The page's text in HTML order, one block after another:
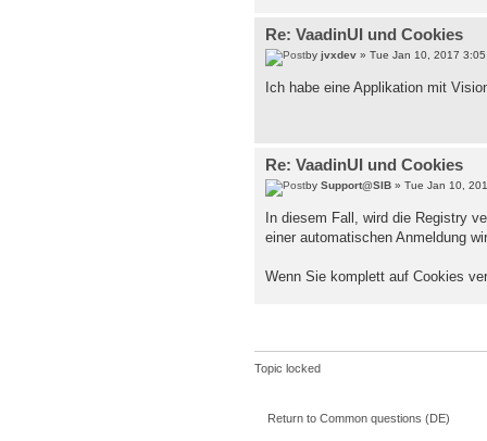
Re: VaadinUI und Cookies
by jvxdev » Tue Jan 10, 2017 3:05
Ich habe eine Applikation mit
Re: VaadinUI und Cookies
by Support@SIB » Tue Jan 10,
In diesem Fall, wird die Registry
einer automatischen Anmeldung
Wenn Sie komplett auf Cookies
Topic locked
Return to Common questions (DE)